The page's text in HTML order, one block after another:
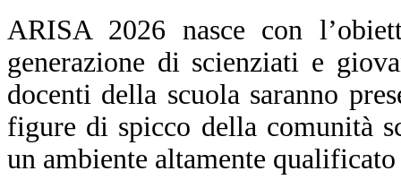
ARISA 2026 nasce con
generazione di scienziati e
docenti della scuola saranno
figure di spicco della comunità
un ambiente altamente